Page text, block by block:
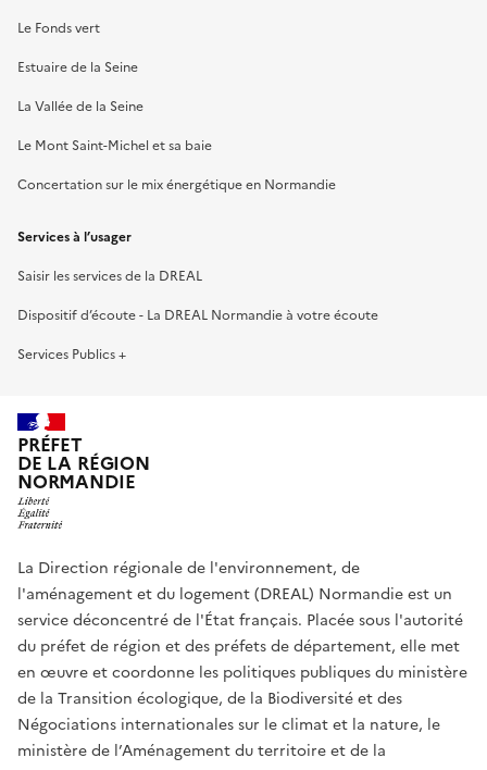
Le Fonds vert
Estuaire de la Seine
La Vallée de la Seine
Le Mont Saint-Michel et sa baie
Concertation sur le mix énergétique en Normandie
Services à l’usager
Saisir les services de la DREAL
Dispositif d’écoute - La DREAL Normandie à votre écoute
Services Publics +
PRÉFET
DE LA RÉGION
NORMANDIE
La Direction régionale de l'environnement, de
l'aménagement et du logement (DREAL) Normandie est un
service déconcentré de l'État français. Placée sous l'autorité
du préfet de région et des préfets de département, elle met
en œuvre et coordonne les politiques publiques du ministère
de la Transition écologique, de la Biodiversité et des
Négociations internationales sur le climat et la nature, le
ministère de l’Aménagement du territoire et de la